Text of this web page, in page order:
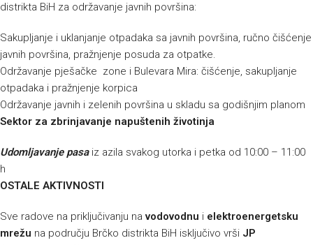
distrikta BiH za održavanje javnih površina:
Sakupljanje i uklanjanje otpadaka sa javnih površina, ručno čišćenje
javnih površina, pražnjenje posuda za otpatke.
Održavanje pješačke zone i Bulevara Mira: čišćenje, sakupljanje
otpadaka i pražnjenje korpica
Održavanje javnih i zelenih površina u skladu sa godišnjim planom
Sektor za zbrinjavanje napuštenih životinja
Udomljavanje pasaiz azila svakog utorka i petka od 10:00 – 11:00
h
OSTALE AKTIVNOSTI
Sve radove na priključivanju navodovodnu i elektroenergetsku
mrežu na području Brčko distrikta BiH isključivo vrši JP